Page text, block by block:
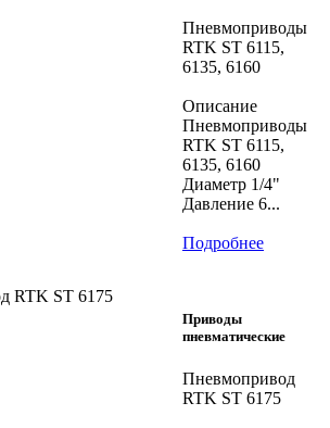
Пневмоприводы
RTK ST 6115,
6135, 6160
Описание
Пневмоприводы
RTK ST 6115,
6135, 6160
Диаметр 1/4"
Давление 6...
Подробнее
Приводы
пневматические
Пневмопривод
RTK ST 6175